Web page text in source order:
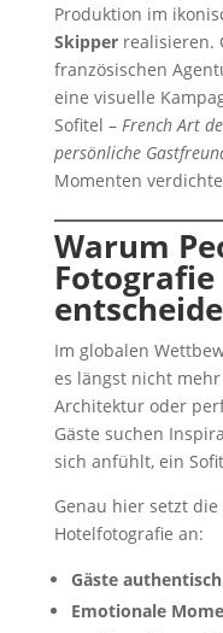
Produktion im
Skipperrealisieren.
französischen
eine visuelle
Sofitel – French Art
persönliche
Momenten
Warum
Im globalen
es längst nicht
Architektur oder
Gäste suchen
sich anfühlt, ein
Genau hier setzt die
Hotelfotografie an:
Gäste
Emotionale